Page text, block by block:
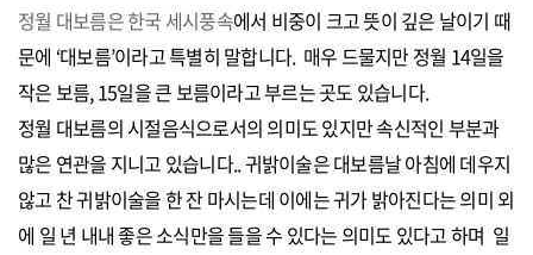
정월 대보름은 한국 세시풍속에서 비중이 크고 뜻이 깊은 날이기 때
문에 ‘대보름’이라고 특별히 말합니다. 매우 드물지만 정월 14일을
작은 보름, 15일을 큰 보름이라고 부르는 곳도 있습니다.
정월 대보름의 시절음식으로서의 의미도 있지만 속신적인 부분과
많은 연관을 지니고 있습니다.. 귀밝이술은 대보름날 아침에 데우지
않고 찬 귀밝이술을 한 잔 마시는데 이에는 귀가 밝아진다는 의미 외
에 일 년 내내 좋은 소식만을 들을 수 있다는 의미도 있다고 하며 일